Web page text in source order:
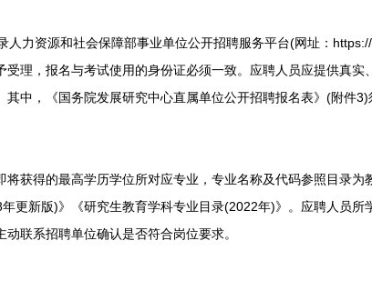
力资源和社会保障部事业单位公开招聘服务平台(网址：
受理，报名与考试使用的身份证必须一致。应聘人员应提供真实
中，《国务院发展研究中心直属单位公开招聘报名表》(附件
得的最高学历学位所对应专业，专业名称及代码参照目录为
更新版)》《研究生教育学科专业目录(2022年)》。应聘人员所
联系招聘单位确认是否符合岗位要求。